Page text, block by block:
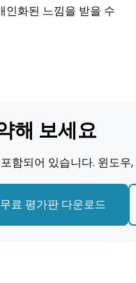
인화된 느낌을 받을 수
해 보세요
함되어 있습니다. 윈도우,
무료 평가판 다운로드